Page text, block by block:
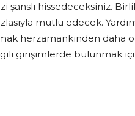
şanslı hissedeceksiniz.
mutlu edecek.
herzamankinden daha
girişimlerde bulunmak